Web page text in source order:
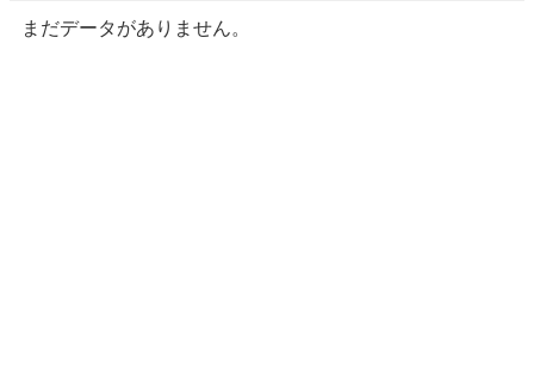
まだデータがありません。